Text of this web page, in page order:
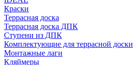
Краски
Террасная доска
Террасная доска ДПК
Ступени из ДПК
Комплектующие для террасной доски
Монтажные лаги
Кляймеры